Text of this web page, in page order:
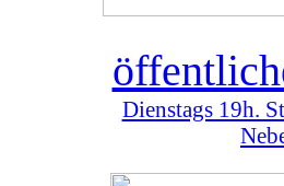
Dienstags 19h.